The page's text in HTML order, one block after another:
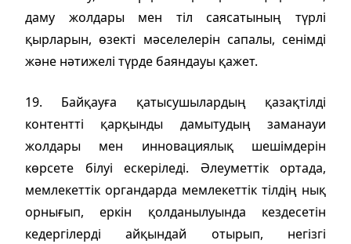
даму жолдары мен тіл саясатының түрлі
қырларын, өзекті мәселелерін сапалы, сенімді
және нәтижелі түрде баяндауы қажет.
19. Байқауға қатысушылардың қазақтілді
контентті қарқынды дамытудың заманауи
жолдары мен инновациялық шешімдерін
көрсете білуі ескеріледі. Әлеуметтік ортада,
мемлекеттік органдарда мемлекеттік тілдің нық
орнығып, еркін қолданылуында кездесетін
кедергілерді айқындай отырып, негізгі